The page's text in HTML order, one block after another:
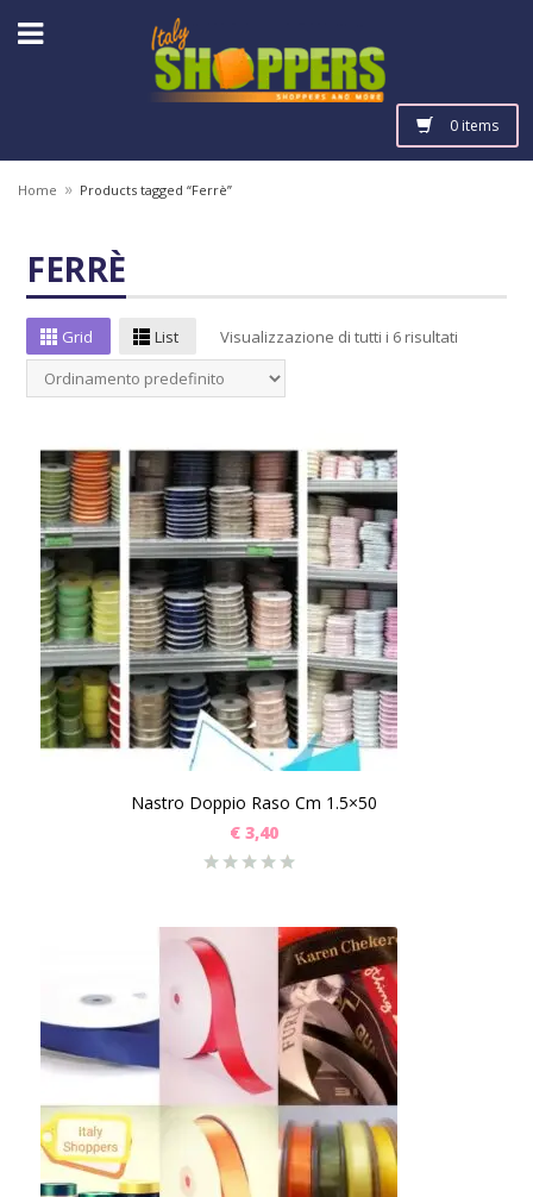
0 items
Home » Products tagged “Ferrè”
FERRÈ
Grid List Visualizzazione di tutti i 6 risultati
Nastro Doppio Raso Cm 1.5×50
€ 3,40